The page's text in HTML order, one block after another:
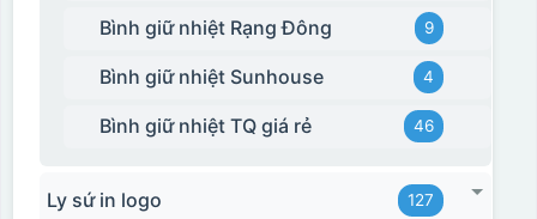
Bình giữ nhiệt Rạng Đông 9
Bình giữ nhiệt Sunhouse 4
Bình giữ nhiệt TQ giá rẻ 46
Ly sứ in logo 127